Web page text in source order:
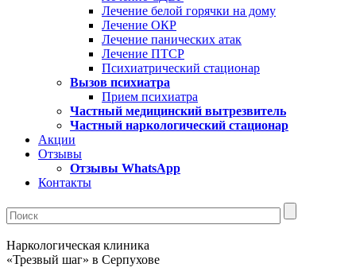
Лечение белой горячки на дому
Лечение ОКР
Лечение панических атак
Лечение ПТСР
Психиатрический стационар
Вызов психиатра
Прием психиатра
Частный медицинский вытрезвитель
Частный наркологический стационар
Акции
Отзывы
Отзывы WhatsApp
Контакты
Наркологическая клиника
«Трезвый шаг» в Серпухове